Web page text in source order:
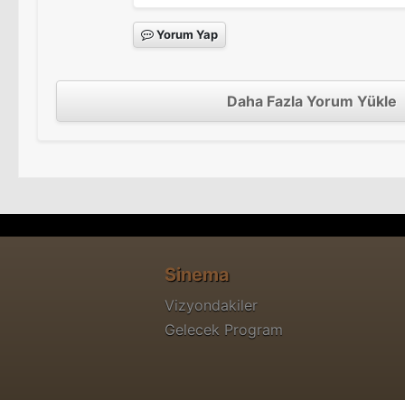
Yorum Yap
Daha Fazla Yorum Yükle
Sinema
Vizyondakiler
Gelecek Program